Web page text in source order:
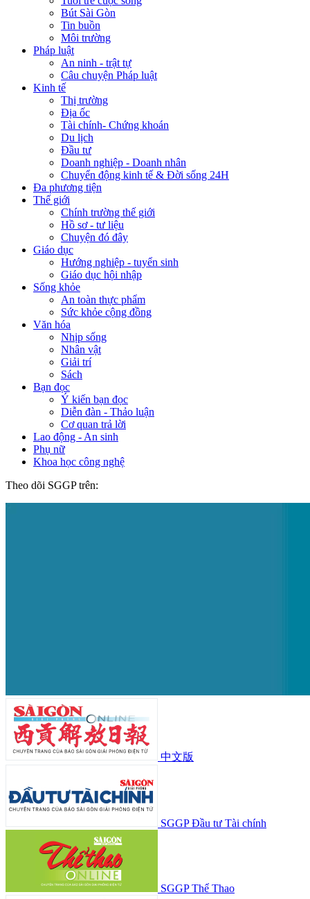
Bút Sài Gòn
Tin buồn
Môi trường
Pháp luật
An ninh - trật tự
Câu chuyện Pháp luật
Kinh tế
Thị trường
Địa ốc
Tài chính- Chứng khoán
Du lịch
Đầu tư
Doanh nghiệp - Doanh nhân
Chuyển động kinh tế & Đời sống 24H
Đa phương tiện
Thế giới
Chính trường thế giới
Hồ sơ - tư liệu
Chuyện đó đây
Giáo dục
Hướng nghiệp - tuyển sinh
Giáo dục hội nhập
Sống khỏe
An toàn thực phẩm
Sức khỏe cộng đồng
Văn hóa
Nhịp sống
Nhân vật
Giải trí
Sách
Bạn đọc
Ý kiến bạn đọc
Diễn đàn - Thảo luận
Cơ quan trả lời
Lao động - An sinh
Phụ nữ
Khoa học công nghệ
Theo dõi SGGP trên:
中文版
SGGP Đầu tư Tài chính
SGGP Thể Thao